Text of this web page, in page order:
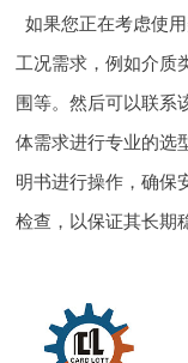
如果您正在考虑使
工况需求，例如介质
围等。然后可以联系
体需求进行专业的选
明书进行操作，确保
检查，以保证其长期